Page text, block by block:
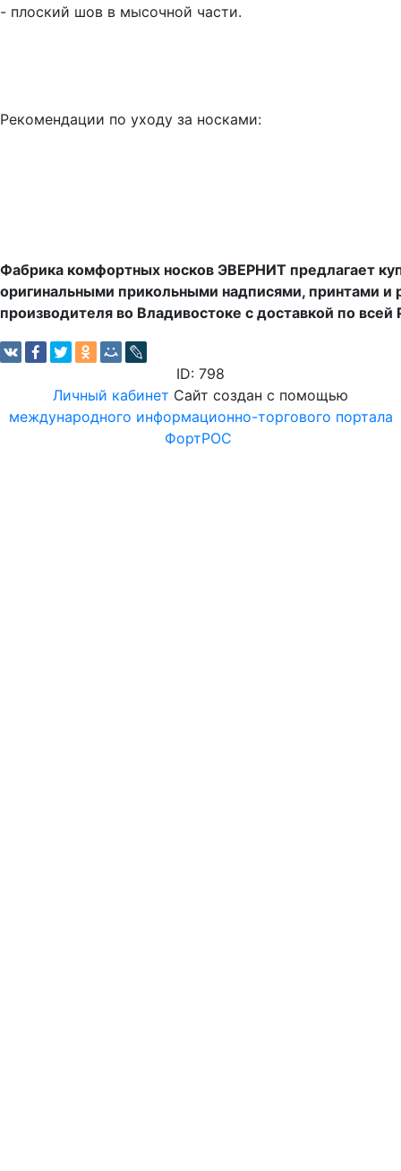
- плоский шов в мысочной части.
Рекомендации по уходу за носками:
Фабрика комфортных носков ЭВЕРНИТ предлагает
оригинальными прикольными надписями, принтами
производителя во Владивостоке с доставкой по всей
ID: 798
Личный кабинет Сайт создан с помощью
международного информационно-торгового портала
ФортРОС